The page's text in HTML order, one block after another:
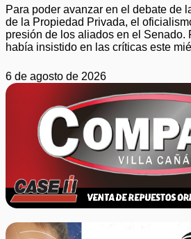
Para poder avanzar en el debate de
de la Propiedad Privada, el
presión de los aliados en el Senado.
había insistido en las críticas este
6 de agosto de 2026